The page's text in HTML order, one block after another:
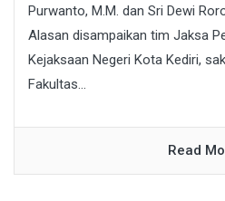
Purwanto, M.M. dan Sri Dewi
Alasan disampaikan tim Jaksa
Kejaksaan Negeri Kota Kediri,
Fakultas...
Read